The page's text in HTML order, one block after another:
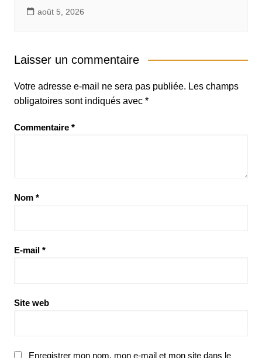
août 5, 2026
Laisser un commentaire
Votre adresse e-mail ne sera pas publiée. Les champs
obligatoires sont indiqués avec *
Commentaire *
Nom *
E-mail *
Site web
Enregistrer mon nom, mon e-mail et mon site dans le